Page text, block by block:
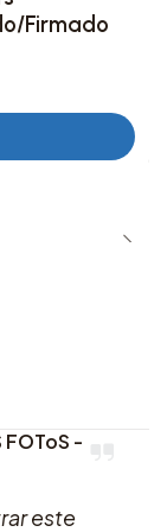
RIOPY)
Firmado
FOToS -
este